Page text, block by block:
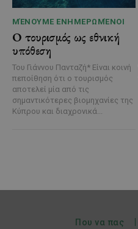
ΜΈΝΟΥΜΕ ΕΝΗΜΕΡΩΜΈΝΟΙ
Ο τουρισμός ως εθνική
υπόθεση
Του Γιάννου Πανταζή* Είναι κοινή
πεποίθηση ότι ο τουρισμός
αποτελεί μία από τις
σημαντικότερες βιομηχανίες της
Κύπρου και διαχρονικά...